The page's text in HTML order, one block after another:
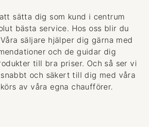
sätta dig som kund i centrum
bästa service. Hos oss blir du
säljare hjälper dig gärna med
och de guidar dig
till bra priser. Och så ser vi
och säkert till dig med våra
av våra egna chaufförer.